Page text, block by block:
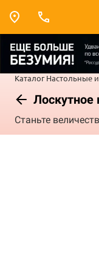
Каталог Настольные
Лоскутное
Станьте